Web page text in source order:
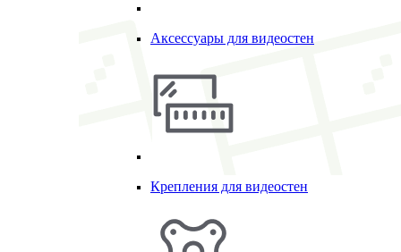
Аксессуары для видеостен
Крепления для видеостен